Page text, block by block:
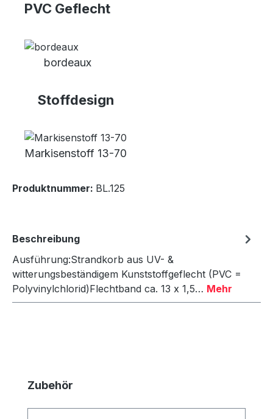
PVC Geflecht
bordeaux
Stoffdesign
Markisenstoff 13-70
Produktnummer: BL.125
Beschreibung
Ausführung:Strandkorb aus UV- &
witterungsbeständigem Kunststoffgeflecht (PVC =
Polyvinylchlorid)Flechtband ca. 13 x 1,5… Mehr
Produktgalerie überspringen
Zubehör